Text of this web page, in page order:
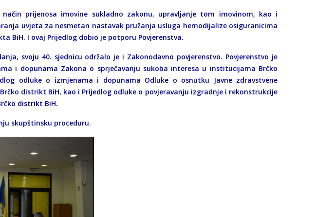
način prijenosa imovine sukladno zakonu, upravljanje tom imovinom, kao i
uvjeta za nesmetan nastavak pružanja usluga hemodijalize osiguranicima
BiH. I ovaj Prijedlog dobio je potporu Povjerenstva.
svoju 40. sjednicu održalo je i Zakonodavno povjerenstvo. Povjerenstvo je
i dopunama Zakona o sprječavanju sukoba interesa u institucijama Brčko
odluke o izmjenama i dopunama Odluke o osnutku Javne zdravstvene
distrikt BiH, kao i Prijedlog odluke o povjeravanju izgradnje i rekonstrukcije
distrikt BiH.
skupštinsku proceduru.